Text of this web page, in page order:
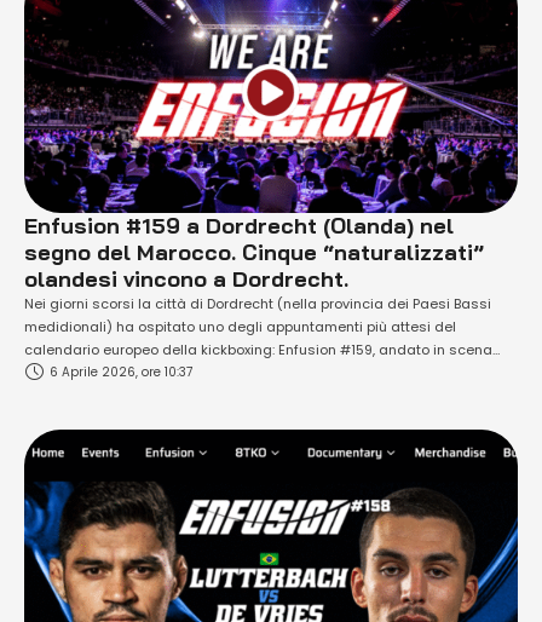
Enfusion #159 a Dordrecht (Olanda) nel
segno del Marocco. Cinque “naturalizzati”
olandesi vincono a Dordrecht.
Nei giorni scorsi la città di Dordrecht (nella provincia dei Paesi Bassi
medidionali) ha ospitato uno degli appuntamenti più attesi del
calendario europeo della kickboxing: Enfusion #159, andato in scena
sabato 4 aprile 2026 insieme all’evento "parallelo" 8TKO #26. In totale 12
6 Aprile 2026, ore 10:37